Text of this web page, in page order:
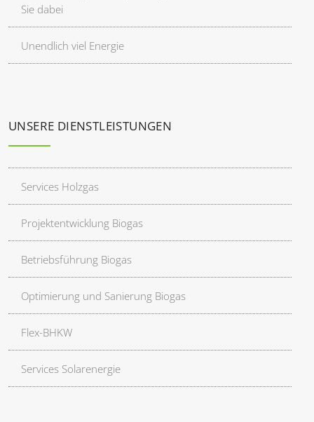
Sie dabei
Unendlich viel Energie
UNSERE DIENSTLEISTUNGEN
Services Holzgas
Projektentwicklung Biogas
Betriebsführung Biogas
Optimierung und Sanierung Biogas
Flex-BHKW
Services Solarenergie